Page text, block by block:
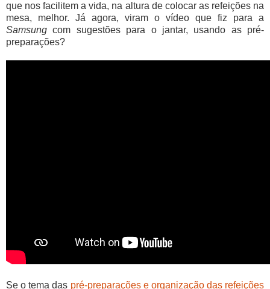
que nos facilitem a vida, na altura de colocar as refeições na
mesa, melhor. Já agora, viram o vídeo que fiz para a
Samsung com sugestões para o jantar, usando as pré-
preparações?
Se o tema das pré-preparações e organização das refeições